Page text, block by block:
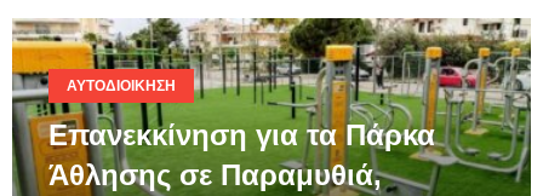
ΑΥΤΟΔΙΟΊΚΗΣΗ
Επανεκκίνηση για τα Πάρκα
Άθλησης σε Παραμυθιά,